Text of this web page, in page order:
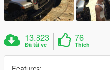
13.823
Đã tải về
76
Thích
Features: